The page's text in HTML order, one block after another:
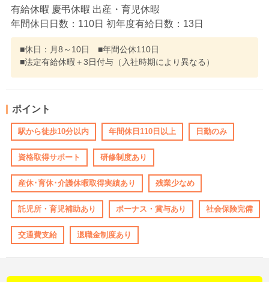
有給休暇 慶弔休暇 出産・育児休暇
年間休日日数：110日 初年度有給日数：13日
■休日：月8～10日 ■年間公休110日
■法定有給休暇＋3日付与（入社時期により異なる）
ポイント
駅から徒歩10分以内 年間休日110日以上 日勤のみ
資格取得サポート 研修制度あり
産休･育休･介護休暇取得実績あり 残業少なめ
託児所・育児補助あり ボーナス・賞与あり 社会保険完備
交通費支給 退職金制度あり